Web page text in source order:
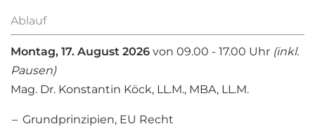
Ablauf
Montag, 17. August 2026 von 09.00 - 17.00 Uhr (inkl.
Pausen)
Mag. Dr. Konstantin Köck, LL.M., MBA, LL.M.
Grundprinzipien, EU Recht